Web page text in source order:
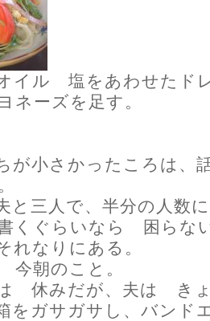
イル 塩をあわせたド
ネーズを足す。
が小さかったころは、
三人で、半分の人数
くぐらいなら 困らな
なりにある。
朝のこと。
休みだが、夫は き
をガサガサし、バンド